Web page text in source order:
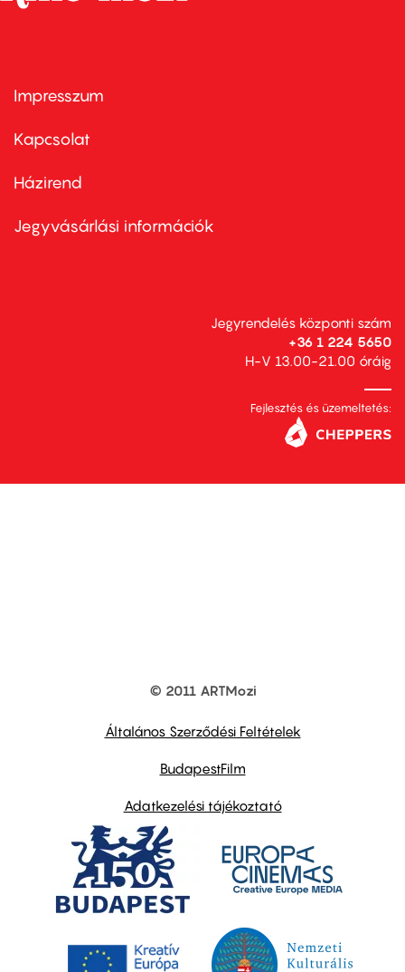
Footer
first
Impresszum
Kapcsolat
Footer
second
Házirend
Jegyvásárlási információk
Jegyrendelés központi szám
+36 1 224 5650
H-V 13.00-21.00 óráig
Fejlesztés és üzemeltetés:
© 2011 ARTMozi
Általános Szerződési Feltételek
BudapestFilm
Adatkezelési tájékoztató